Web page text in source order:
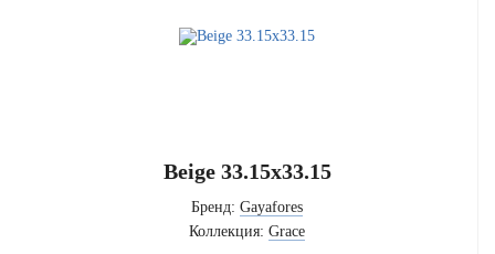
Beige 33.15x33.15
Бренд: Gayafores
Коллекция: Grace